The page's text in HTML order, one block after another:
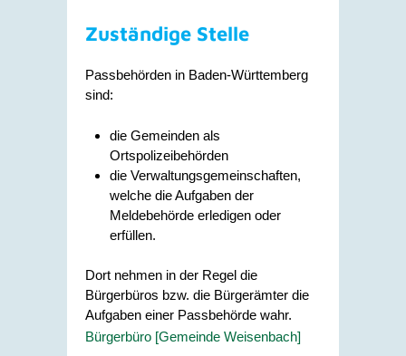
Zuständige Stelle
Passbehörden in Baden-Württemberg
sind:
die Gemeinden als
Ortspolizeibehörden
die Verwaltungsgemeinschaften,
welche die Aufgaben der
Meldebehörde erledigen oder
erfüllen.
Dort nehmen in der Regel die
Bürgerbüros bzw. die Bürgerämter die
Aufgaben einer Passbehörde wahr.
Bürgerbüro [Gemeinde Weisenbach]